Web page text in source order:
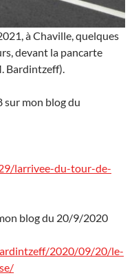
à Chaville, quelques
devant la pancarte
Bardintzeff).
sur mon blog du
larrivee-du-tour-de-
blog du 20/9/2020
2020/09/20/le-